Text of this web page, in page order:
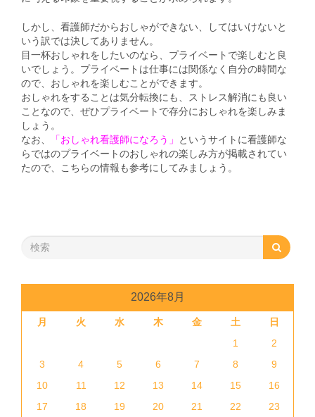
しかし、看護師だからおしゃができない、してはいけないと
いう訳では決してありません。
目一杯おしゃれをしたいのなら、プライベートで楽しむと良
いでしょう。プライベートは仕事には関係なく自分の時間な
ので、おしゃれを楽しむことができます。
おしゃれをすることは気分転換にも、ストレス解消にも良い
ことなので、ぜひプライベートで存分におしゃれを楽しみま
しょう。
なお、
「おしゃれ看護師になろう 」
というサイトに看護師な
らではのプライベートのおしゃれの楽しみ方が掲載されてい
たので、こちらの情報も参考にしてみましょう。
2026年8月
月 火 水 木 金 土
日
1
2
3
4 5 6 7 8
9
10
11 12 13 14 15
16
17
18 19 20 21 22
23